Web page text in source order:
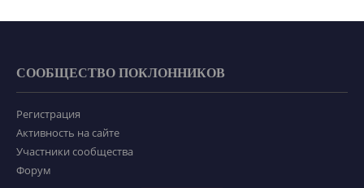
СООБЩЕСТВО ПОКЛОННИКОВ
Регистрация
Активность на сайте
Участники сообщества
Форум